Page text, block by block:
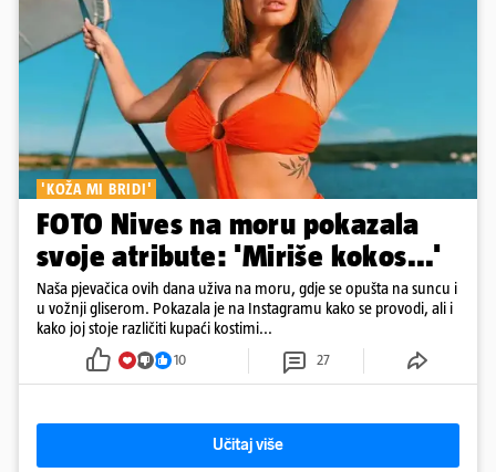
'KOŽA MI BRIDI'
FOTO Nives na moru pokazala
svoje atribute: 'Miriše kokos...'
Naša pjevačica ovih dana uživa na moru, gdje se opušta na suncu i
u vožnji gliserom. Pokazala je na Instagramu kako se provodi, ali i
kako joj stoje različiti kupaći kostimi...
10 27
Učitaj više